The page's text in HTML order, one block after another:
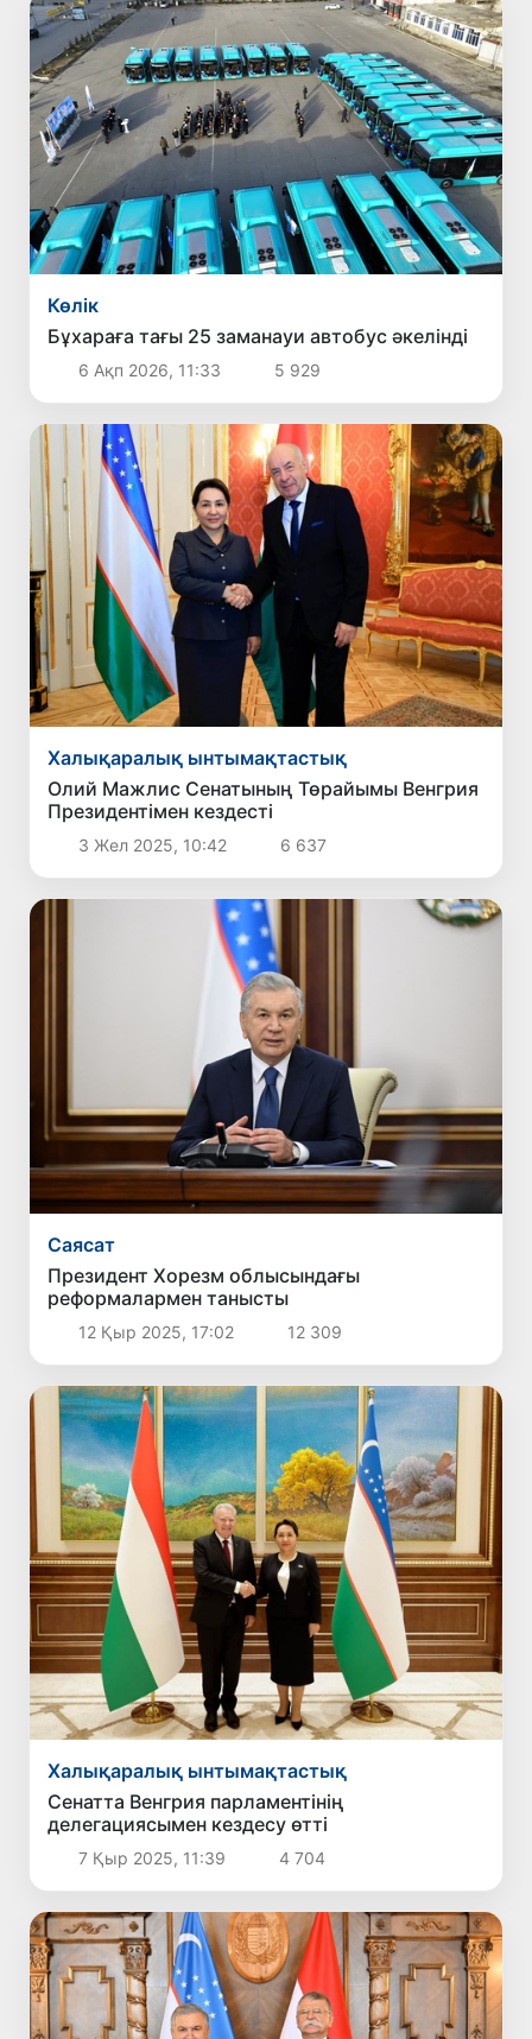
Көлік
Бұхараға тағы 25 заманауи автобус әкелінді
6 Ақп 2026, 11:33 5 929
Халықаралық ынтымақтастық
Олий Мажлис Сенатының Төрайымы Венгрия
Президентімен кездесті
3 Жел 2025, 10:42 6 637
Саясат
Президент Хорезм облысындағы
реформалармен танысты
12 Қыр 2025, 17:02 12 309
Халықаралық ынтымақтастық
Сенатта Венгрия парламентінің
делегациясымен кездесу өтті
7 Қыр 2025, 11:39 4 704